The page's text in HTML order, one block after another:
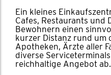
Ein kleines
Cafes, Restaurants und
Bewohnern einen
kurzer Distanz rund um
Apotheken, Ärzte aller
diverse
reichhaltige Angebot ab.